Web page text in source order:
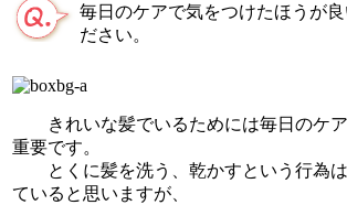
毎日のケアで気をつけたほうが良
ださい。
きれいな髪でいるためには毎日のケア
重要です。
とくに髪を洗う、乾かすという行為は
ていると思いますが、